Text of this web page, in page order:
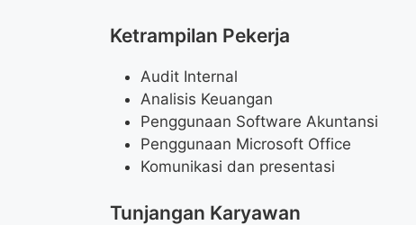
Ketrampilan Pekerja
Audit Internal
Analisis Keuangan
Penggunaan Software Akuntansi
Penggunaan Microsoft Office
Komunikasi dan presentasi
Tunjangan Karyawan